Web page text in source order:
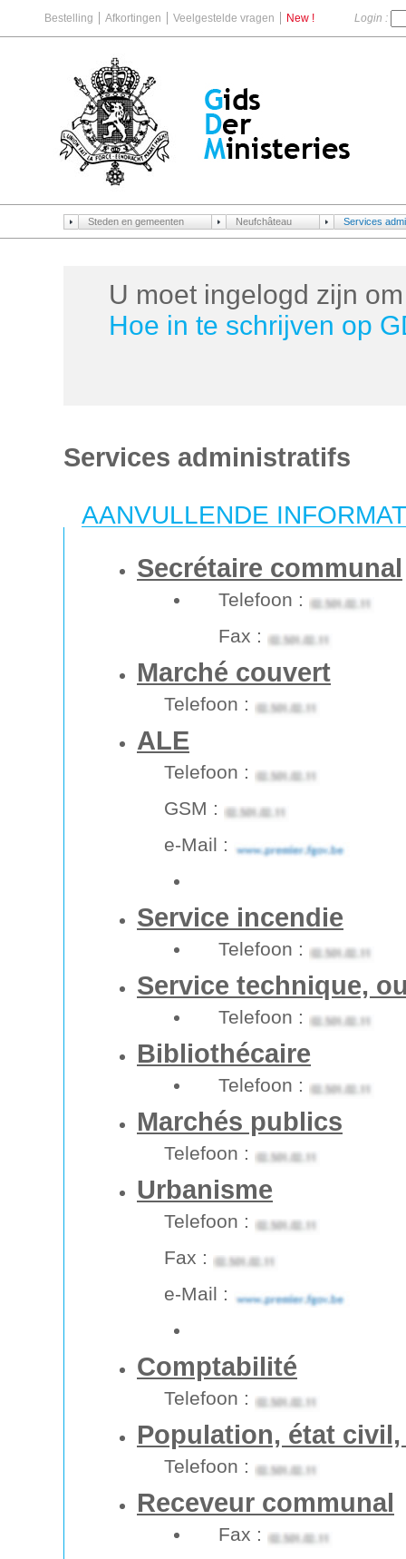
Bestelling Afkortingen Veelgestelde vragen New ! Login :
Steden en gemeenten Neufchâteau Services
U moet ingelogd zijn
Hoe in te schrijven op
Services administratifs
AANVULLENDE
Secrétaire communal
Telefoon :
Fax :
Marché couvert
Telefoon :
ALE
Telefoon :
GSM :
e-Mail :
Service incendie
Telefoon :
Service technique,
Telefoon :
Bibliothécaire
Telefoon :
Marchés publics
Telefoon :
Urbanisme
Telefoon :
Fax :
e-Mail :
Comptabilité
Telefoon :
Population, état
Telefoon :
Receveur communal
Fax :